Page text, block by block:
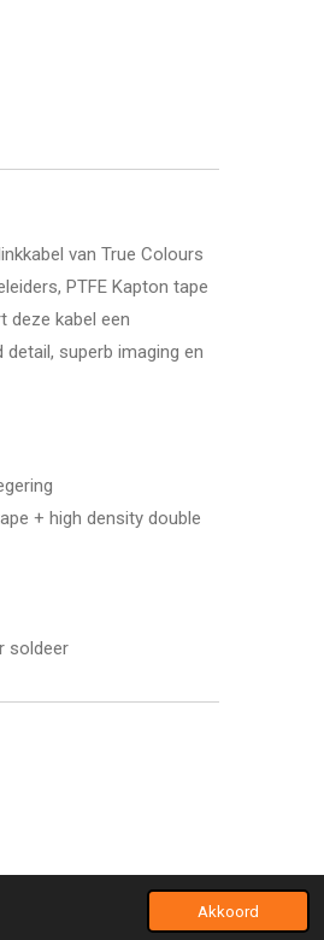
Akkoord
van True Colours
PTFE Kapton tape
deze kabel een
superb imaging en
+ high density double
soldeer